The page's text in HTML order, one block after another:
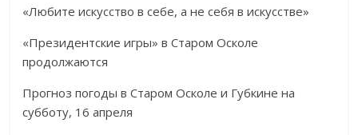
«Любите искусство в себе, а не себя в искусстве»
«Президентские игры» в Старом Осколе
продолжаются
Прогноз погоды в Старом Осколе и Губкине на
субботу, 16 апреля